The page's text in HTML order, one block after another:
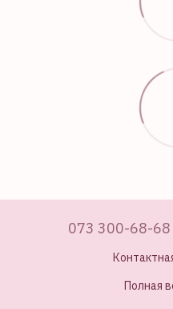
073 300-68-68
Полная